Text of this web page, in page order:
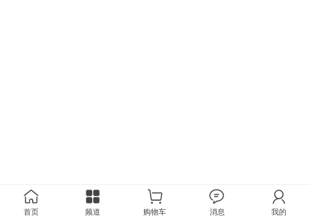
首页 频道 购物车 消息 我的